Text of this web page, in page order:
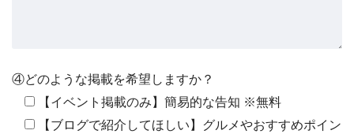
④どのような掲載を希望しますか？
【イベント掲載のみ】簡易的な告知 ※無料
【ブログで紹介してほしい】グルメやおすすめポイン